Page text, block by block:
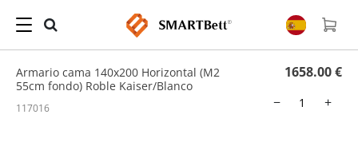
Hogar Cama Abatible
/ Armario cama 140x200 Horizontal (M2 55cm fondo) Roble
Armario cama 140x200 Horizontal (M2
55cm fondo) Roble Kaiser/Blanco
1658.00 €
−
+
117016